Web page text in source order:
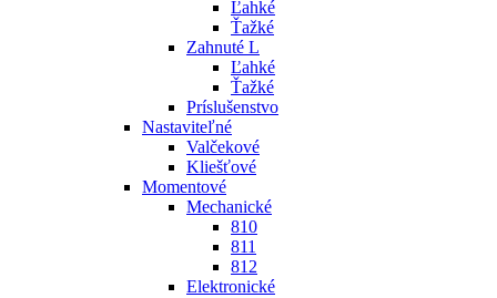
Ľahké
Ťažké
Zahnuté L
Ľahké
Ťažké
Príslušenstvo
Nastaviteľné
Valčekové
Kliešťové
Momentové
Mechanické
810
811
812
Elektronické